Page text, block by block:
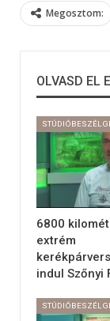
Megosztom:
OLVASD EL
6800
extrém
indul Szőnyi